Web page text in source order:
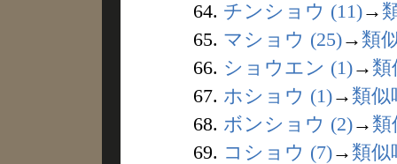
64. チンショウ (11)→
65. マショウ (25)→ 類
66. ショウエン (1)→ 類
67. ホショウ (1)→ 類似
68. ボンショウ (2)→ 類
69. コショウ (7)→ 類似